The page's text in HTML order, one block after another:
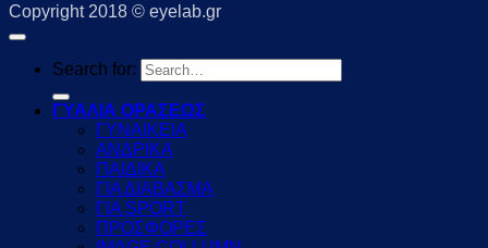
Copyright 2018 © eyelab.gr
Search for:
ΓΥΑΛΙΑ ΟΡΑΣΕΩΣ
ΓΥΝΑΙΚΕΙΑ
ΑΝΔΡΙΚΑ
ΠΑΙΔΙΚΑ
ΓΙΑ ΔΙΑΒΑΣΜΑ
ΓΙΑ SPORT
ΠΡΟΣΦΟΡΕΣ